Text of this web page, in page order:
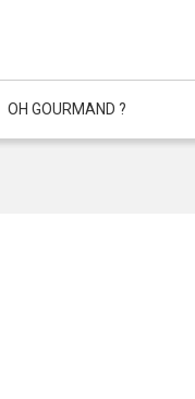
OH GOURMAND ?